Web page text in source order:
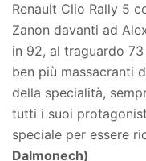
Renault Clio Rally 5
Zanon davanti ad
in 92, al traguardo
ben più massacranti
della specialità,
tutti i suoi
speciale per essere
Dalmonech)